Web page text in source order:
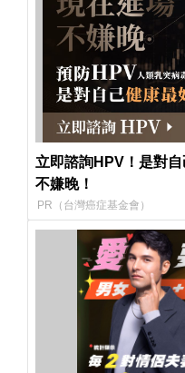
立即諮詢HPV！是對
不嫌晚！
PR（台灣癌症基金會）